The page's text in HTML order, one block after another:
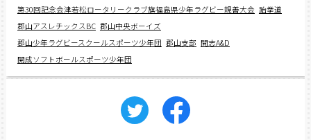
第30回記念会津若松ロータリークラブ旗福島県少年ラグビー親善大会 跆拳道
郡山アスレチックスBC 郡山中央ボーイズ
郡山少年ラグビースクールスポーツ少年団 郡山支部 開志A&D
開成ソフトボールスポーツ少年団